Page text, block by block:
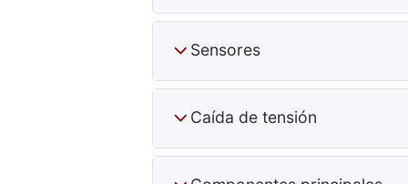
Sensores
Caída de tensión